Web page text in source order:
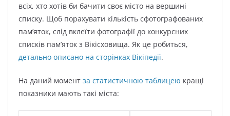
всіх, хто хотів би бачити своє місто на вершині
списку. Щоб порахувати кількість сфотографованих
пам’яток, слід вклеїти фотографії до конкурсних
списків пам’яток з Вікісховища. Як це робиться,
детально описано на сторінках Вікіпедії.
На даний момент за статистичною таблицею кращі
показники мають такі міста: